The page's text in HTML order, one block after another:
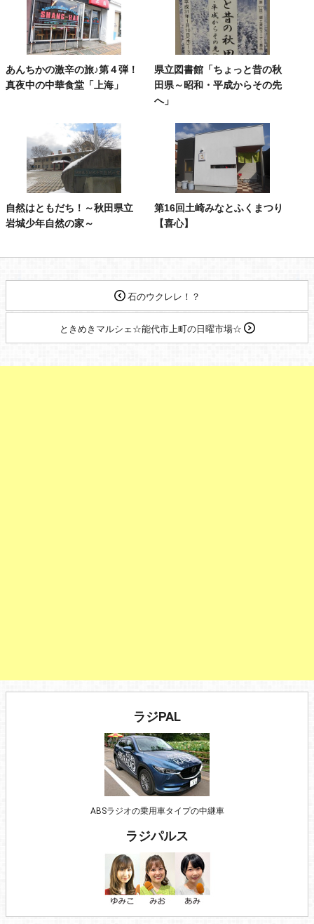
あんちかの激辛の旅♪第４弾！
真夜中の中華食堂「上海」
県立図書館「ちょっと昔の秋
田県～昭和・平成からその先
へ」
自然はともだち！～秋田県立
岩城少年自然の家～
第16回土崎みなとふくまつり
【喜心】
石のウクレレ！？
ときめきマルシェ☆能代市上町の日曜市場☆
ラジPAL
ABSラジオの乗用車タイプの中継車
ラジパルス